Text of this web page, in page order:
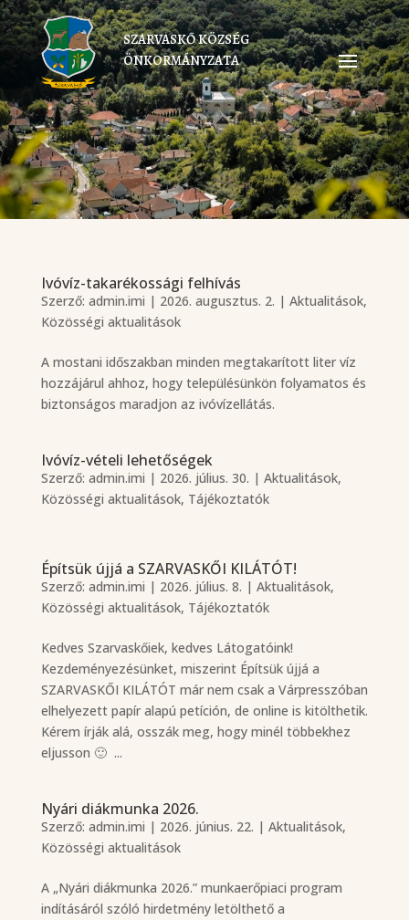
SZARVASKŐ KÖZSÉG
ÖNKORMÁNYZATA
Ivóvíz-takarékossági felhívás
Szerző: admin.imi | 2026. augusztus. 2. | Aktualitások,
Közösségi aktualitások
A mostani időszakban minden megtakarított liter víz
hozzájárul ahhoz, hogy településünkön folyamatos és
biztonságos maradjon az ivóvízellátás.
Ivóvíz-vételi lehetőségek
Szerző: admin.imi | 2026. július. 30. | Aktualitások,
Közösségi aktualitások, Tájékoztatók
Építsük újjá a SZARVASKŐI KILÁTÓT!
Szerző: admin.imi | 2026. július. 8. | Aktualitások,
Közösségi aktualitások, Tájékoztatók
Kedves Szarvaskőiek, kedves Látogatóink!
Kezdeményezésünket, miszerint Építsük újjá a
SZARVASKŐI KILÁTÓT már nem csak a Várpresszóban
elhelyezett papír alapú petíción, de online is kitölthetik.
Kérem írják alá, osszák meg, hogy minél többekhez
eljusson 🙂 ...
Nyári diákmunka 2026.
Szerző: admin.imi | 2026. június. 22. | Aktualitások,
Közösségi aktualitások
A „Nyári diákmunka 2026.” munkaerőpiaci program
indításáról szóló hirdetmény letölthető a